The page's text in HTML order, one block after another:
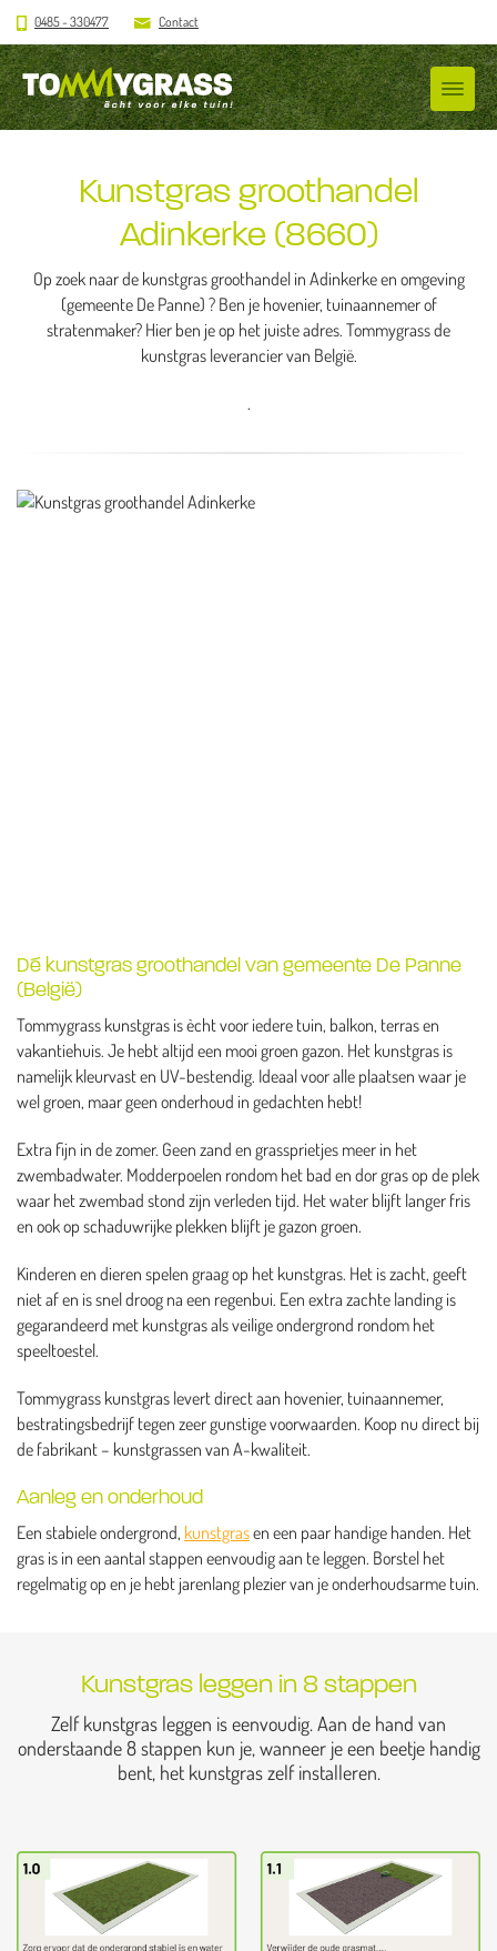
0485 - 330477 Contact
Kunstgras groothandel
Adinkerke (8660)
Op zoek naar de kunstgras groothandel in Adinkerke en omgeving
(gemeente De Panne) ? Ben je hovenier, tuinaannemer of
stratenmaker? Hier ben je op het juiste adres. Tommygrass de
kunstgras leverancier van België.
.
Dé kunstgras groothandel van gemeente De Panne
(België)
Tommygrass kunstgras is ècht voor iedere tuin, balkon, terras en
vakantiehuis. Je hebt altijd een mooi groen gazon. Het kunstgras is
namelijk kleurvast en UV-bestendig. Ideaal voor alle plaatsen waar je
wel groen, maar geen onderhoud in gedachten hebt!
Extra fijn in de zomer. Geen zand en grassprietjes meer in het
zwembadwater. Modderpoelen rondom het bad en dor gras op de plek
waar het zwembad stond zijn verleden tijd. Het water blijft langer fris
en ook op schaduwrijke plekken blijft je gazon groen.
Kinderen en dieren spelen graag op het kunstgras. Het is zacht, geeft
niet af en is snel droog na een regenbui. Een extra zachte landing is
gegarandeerd met kunstgras als veilige ondergrond rondom het
speeltoestel.
Tommygrass kunstgras levert direct aan hovenier, tuinaannemer,
bestratingsbedrijf tegen zeer gunstige voorwaarden. Koop nu direct bij
de fabrikant – kunstgrassen van A-kwaliteit.
Aanleg en onderhoud
Een stabiele ondergrond, kunstgrasen een paar handige handen. Het
gras is in een aantal stappen eenvoudig aan te leggen. Borstel het
regelmatig op en je hebt jarenlang plezier van je onderhoudsarme tuin.
Kunstgras leggen in 8 stappen
Zelf kunstgras leggen is eenvoudig. Aan de hand van
onderstaande 8 stappen kun je, wanneer je een beetje handig
bent, het kunstgras zelf installeren.